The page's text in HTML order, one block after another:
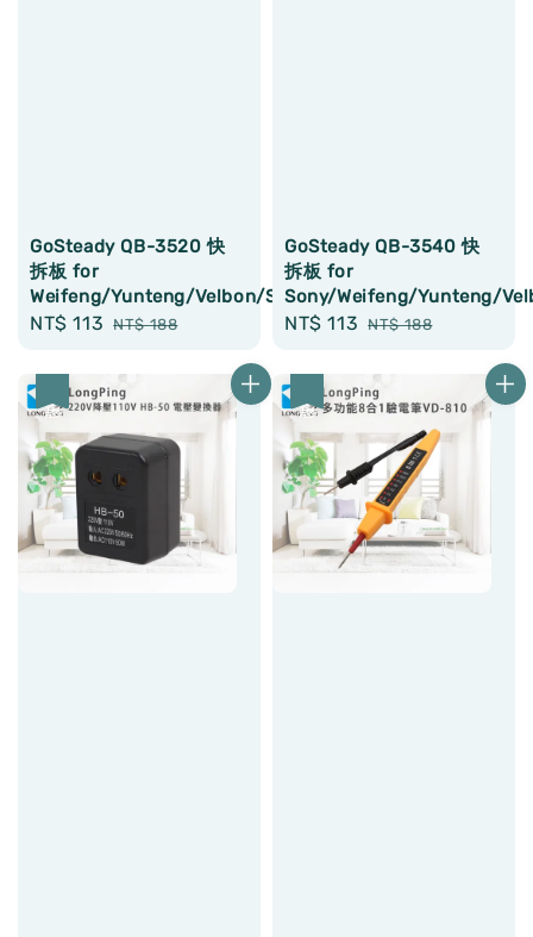
GoSteady QB-3520 快
拆板 for
Weifeng/Yunteng/Velbon/Swallow/Gosteady
Sale
NT$ 113 Regular
NT$ 188
GoSteady QB-3540 快
拆板 for
Sony/Weifeng/Yunteng/
Sale
NT$ 113 Regular
NT$ 188